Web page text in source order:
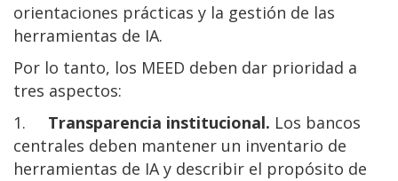
orientaciones prácticas y la gestión de las
herramientas de IA.
Por lo tanto, los MEED deben dar prioridad a
tres aspectos:
1. Transparencia institucional. Los bancos
centrales deben mantener un inventario de
herramientas de IA y describir el propósito de